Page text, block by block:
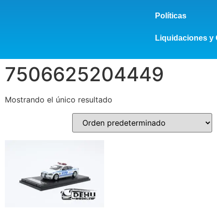
Políticas
Liquidaciones y
7506625204449
Mostrando el único resultado